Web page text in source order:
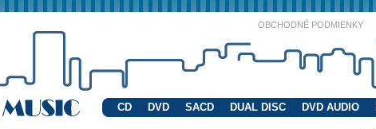
OBCHODNÉ PODMIENKY
CD DVD SACD DUAL DISC DVD AUDIO